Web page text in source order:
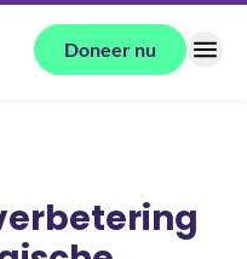
Doneer nu
ontwikkeling van